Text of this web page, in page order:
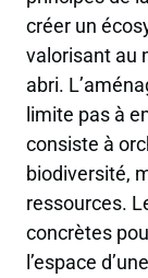
créer un
valorisant au
abri.
limite pas à
consiste à
biodiversité,
ressources.
concrètes
l’espace